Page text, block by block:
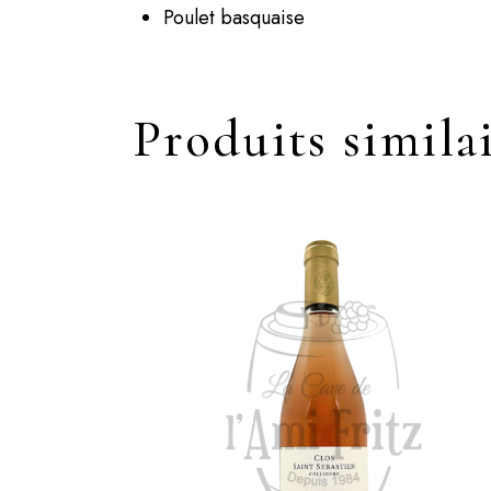
Poulet basquaise
Produits